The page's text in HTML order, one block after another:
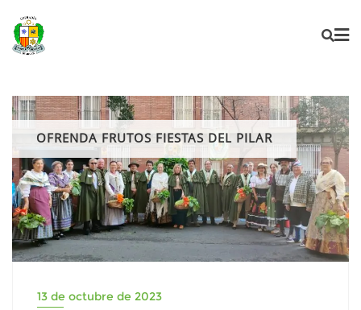
OFRENDA FRUTOS FIESTAS DEL PILAR
13 de octubre de 2023